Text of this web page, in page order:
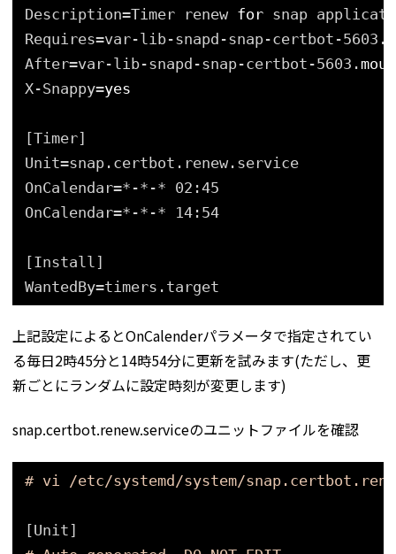
Description=Timer renew for snap
Requires=var-lib-snapd-snap-certbot-5603.
After=var-lib-snapd-snap-certbot-5603.
X-Snappy=yes
[Timer]
Unit=snap.certbot.renew.service
OnCalendar=*-*-* 02:45
OnCalendar=*-*-* 14:54
[Install]
WantedBy=timers.target
上記設定によるとOnCalenderパラメータで指定されてい
る毎日2時45分と14時54分に更新を試みます(ただし、更
新ごとにランダムに設定時刻が変更します)
snap.certbot.renew.serviceのユニットファイルを確認
# vi /etc/systemd/system/
[Unit]